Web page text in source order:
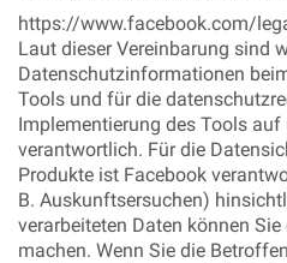
https://www.facebook.com/
Laut dieser Vereinbarung sind
Datenschutzinformationen
Tools und für die
Implementierung des Tools auf
verantwortlich. Für die
Produkte ist Facebook
B. Auskunftsersuchen)
verarbeiteten Daten können
machen. Wenn Sie die